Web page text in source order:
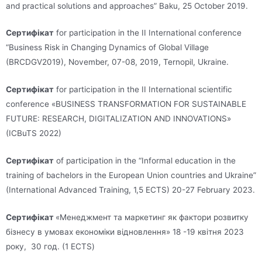
and practical solutions and approaches” Baku, 25 October 2019.
Сертифікат for participation in the II International conference
“Business Risk in Changing Dynamics of Global Village
(BRCDGV2019), November, 07-08, 2019, Ternopil, Ukraine.
Сертифікат for participation in the IІ International scientific
conference «BUSINESS TRANSFORMATION FOR SUSTAINABLE
FUTURE: RESEARCH, DIGITALIZATION AND INNOVATIONS»
(ICBuTS 2022)
Сертифікат of participation in the “Informal education in the
training of bachelors in the European Union countries and Ukraine”
(International Advanced Training, 1,5 ECTS) 20-27 February 2023.
Сертифікат «Менеджмент та маркетинг як фактори розвитку
бізнесу в умовах економіки відновлення» 18 -19 квітня 2023
року, 30 год. (1 ECTS)